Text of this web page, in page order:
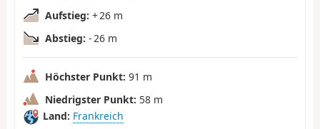
Aufstieg: + 26 m
Abstieg: - 26 m
Höchster Punkt: 91 m
Niedrigster Punkt: 58 m
Land: Frankreich